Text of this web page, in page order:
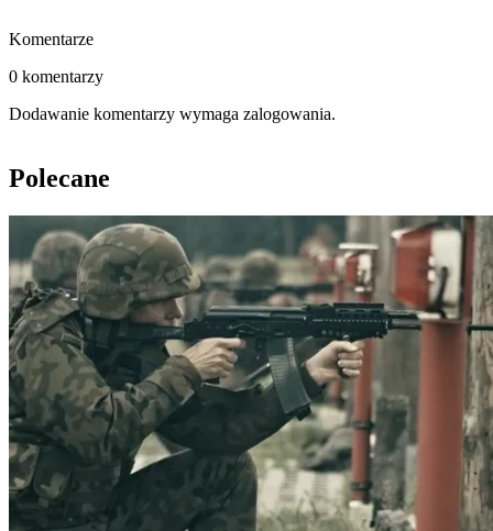
Komentarze
0 komentarzy
Dodawanie komentarzy wymaga zalogowania.
Polecane